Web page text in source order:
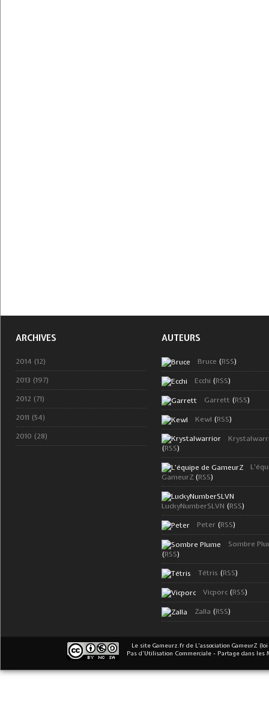
ARCHIVES
2014 (12)
2013 (197)
2012 (71)
2011 (54)
2010 (28)
AUTEURS
Bruce (RSS)
Ecchi (RSS)
Garrett (RSS)
Kewl (RSS)
(RSS)
GameurZ (RSS)
LuckyNumberSLVN (RSS)
Peter (RSS)
Sombre
(RSS)
Tétris (RSS)
Vicporc (RSS)
Zalla (RSS)
Le site Gameurz.fr de L'association GameurZ (loi
Pas d’Utilisation Commerciale - Partage dans